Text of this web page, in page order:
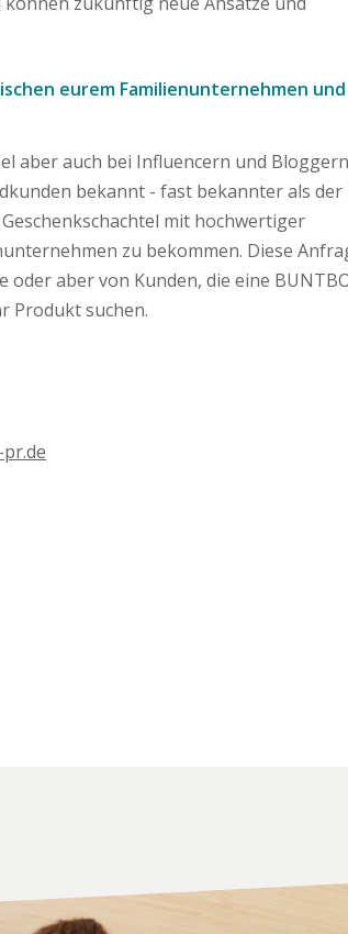
eurem Familienunternehmen und
aber auch bei Influencern und
bekannt - fast bekannter als der
mit hochwertiger
zu bekommen. Diese
aber von Kunden, die eine
Produkt suchen.